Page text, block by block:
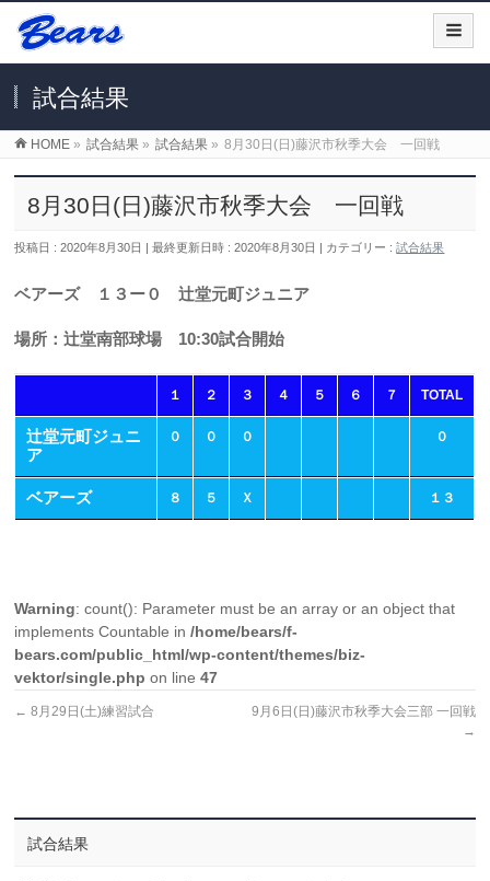
試合結果
HOME » 試合結果 » 試合結果 » 8月30日(日)藤沢市秋季大会 一回戦
8月30日(日)藤沢市秋季大会 一回戦
投稿日 : 2020年8月30日 最終更新日時 : 2020年8月30日 カテゴリー :試合結果
ベアーズ １３ー０ 辻堂元町ジュニア
場所：辻堂南部球場 10:30試合開始
１ ２ ３ ４ ５ ６ ７ TOTAL
辻堂元町ジュニ
ア
０ ０ ０ ０
ベアーズ ８ ５ Ｘ １３
Warning: count(): Parameter must be an array or an object that
implements Countable in/home/bears/f-
bears.com/public_html/wp-content/themes/biz-
vektor/single.php on line47
← 8月29日(土)練習試合
9月6日(日)藤沢市秋季大会三部 一回戦
→
試合結果